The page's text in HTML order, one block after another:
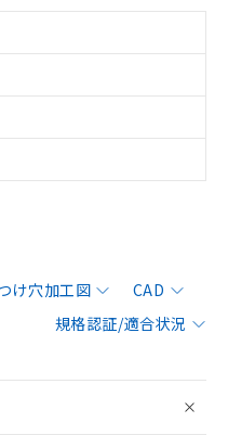
け穴加工図
CAD
規格認証/適合状況